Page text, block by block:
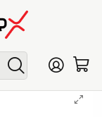
A S/ 250
de 3/8" Longacre